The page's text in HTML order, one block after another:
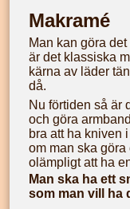
Makramé
Man kan göra
är det klassiska
kärna av läder
då.
Nu förtiden så är
och göra
bra att ha kniven
om man ska göra
olämpligt att ha
Man ska ha ett
som man vill ha